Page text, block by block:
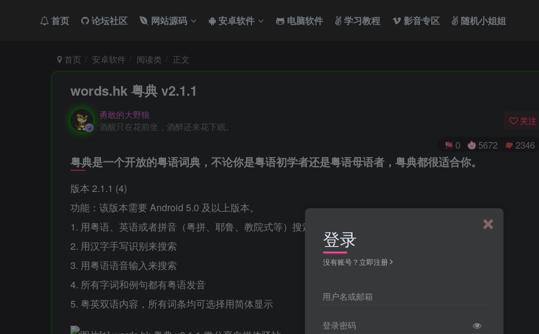
首页 论坛社区 网站源码 安卓软件 电脑软件 学习教程 影音专区 随机小姐姐
首页 安卓软件 阅读类 正文
words.hk 粤典 v2.1.1
勇敢的大野狼
酒醒只在花前坐，酒醉还来花下眠。
关注
0 5672 2346
粤典是一个开放的粤语词典，不论你是粤语初学者还是粤语母语者，粤典都很适合你。
版本 2.1.1 (4)
功能：该版本需要 Android 5.0 及以上版本。
1. 用粤语、英语或者拼音（粤拼、耶鲁、教院式等）搜索
2. 用汉字手写识别来搜索
3. 用粤语语音输入来搜索
4. 所有字词和例句都有粤语发音
5. 粤英双语内容，所有词条均可选择用简体显示
登录
没有账号？立即注册
用户名或邮箱
登录密码